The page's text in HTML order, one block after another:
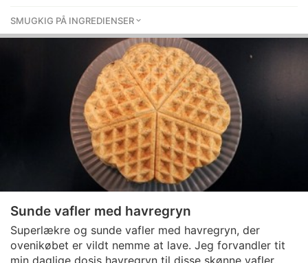
SMUGKIG PÅ INGREDIENSER
Sunde vafler med havregryn
Superlækre og sunde vafler med havregryn, der
ovenikøbet er vildt nemme at lave. Jeg forvandler tit
min daglige dosis havregryn til disse skønne vafler.